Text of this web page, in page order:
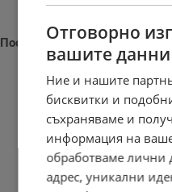
Последни новини
Наталия Ефремова:
21:03 | 7.8.2026 г.
Отговорно
вашите данни
Ние и нашите
бисквитки и
съхраняваме и
информация на
обработваме лични
адрес, уникални